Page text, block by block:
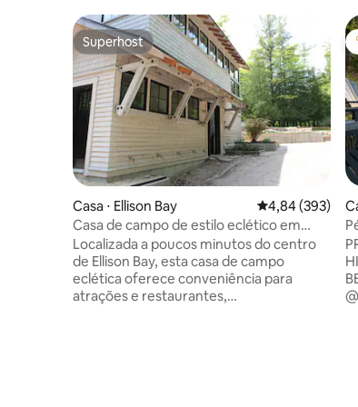
Superhost
Superhost
Casa ⋅ Ellison Bay 4,84 de uma
4,84 (393)
Casa de campo de estilo eclético em
Ellison Bay
Localizada a poucos minutos do centro
de Ellison Bay, esta casa de campo
eclética oferece conveniência para
atrações e restaurantes,